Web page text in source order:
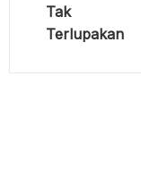
Tak
Terlupakan